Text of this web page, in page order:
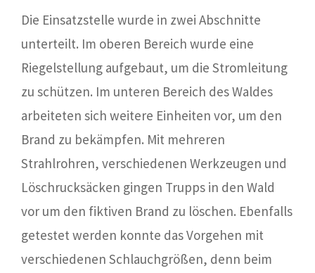
Die Einsatzstelle wurde in zwei Abschnitte
unterteilt. Im oberen Bereich wurde eine
Riegelstellung aufgebaut, um die Stromleitung
zu schützen. Im unteren Bereich des Waldes
arbeiteten sich weitere Einheiten vor, um den
Brand zu bekämpfen. Mit mehreren
Strahlrohren, verschiedenen Werkzeugen und
Löschrucksäcken gingen Trupps in den Wald
vor um den fiktiven Brand zu löschen. Ebenfalls
getestet werden konnte das Vorgehen mit
verschiedenen Schlauchgrößen, denn beim